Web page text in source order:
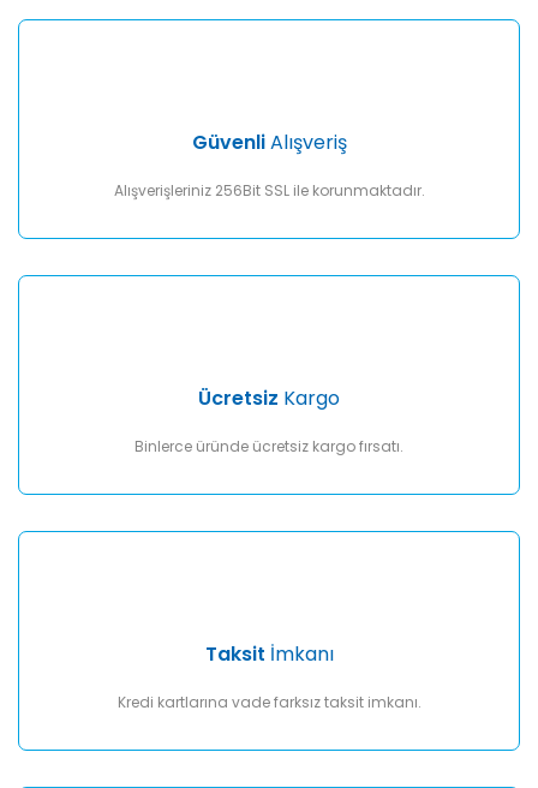
Yorum Yaz
Ürün fiyatı diğer sitelerden daha pahalı.
GüvenliAlışveriş
Alışverişleriniz 256Bit SSL ile korunmaktadır.
Ücretsiz Kargo
Binlerce üründe ücretsiz kargo fırsatı.
Taksit İmkanı
Kredi kartlarına vade farksız taksit imkanı.